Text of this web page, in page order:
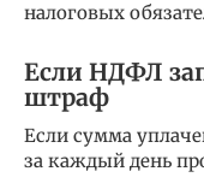
налоговых
Если НДФЛ
штраф
Если сумма
за каждый день